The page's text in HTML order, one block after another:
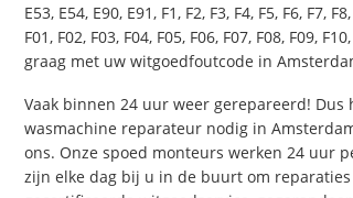
E53, E54, E90, E91, F1, F2, F3, F4, F5, F6, F7,
F01, F02, F03, F04, F05, F06, F07, F08, F09,
graag met uw witgoedfoutcode in
Vaak binnen 24 uur weer gerepareerd! Dus
wasmachine reparateur nodig in
ons. Onze spoed monteurs werken 24 uur
zijn elke dag bij u in de buurt om